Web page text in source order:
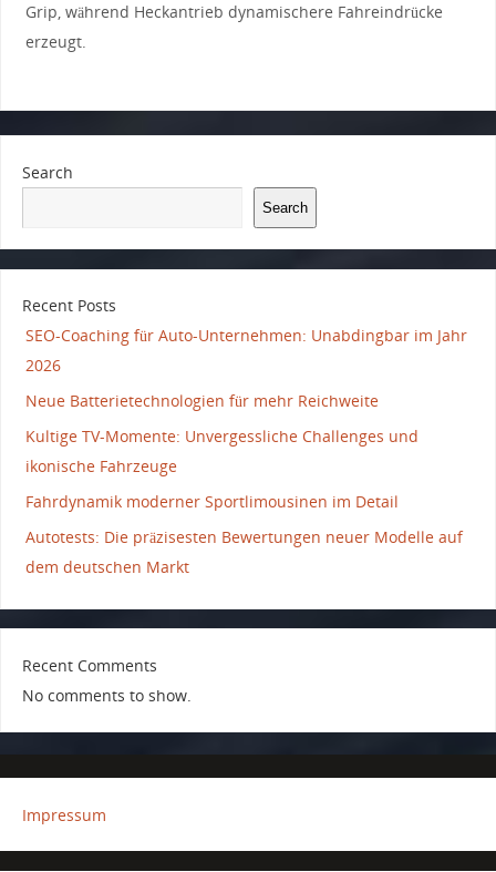
Grip, während Heckantrieb dynamischere Fahreindrücke
erzeugt.
Search
Search
Recent Posts
SEO-Coaching für Auto-Unternehmen: Unabdingbar im Jahr
2026
Neue Batterietechnologien für mehr Reichweite
Kultige TV-Momente: Unvergessliche Challenges und
ikonische Fahrzeuge
Fahrdynamik moderner Sportlimousinen im Detail
Autotests: Die präzisesten Bewertungen neuer Modelle auf
dem deutschen Markt
Recent Comments
No comments to show.
Impressum